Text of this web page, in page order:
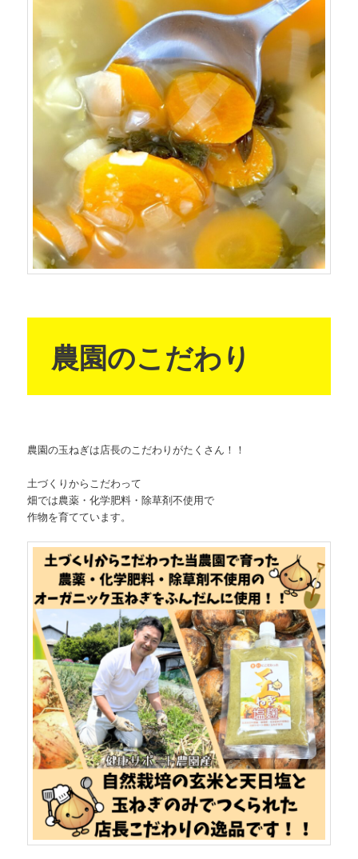
農園のこだわり
農園の玉ねぎは店長のこだわりがたくさん！！
土づくりからこだわって
畑では農薬・化学肥料・除草剤不使用で
作物を育てています。